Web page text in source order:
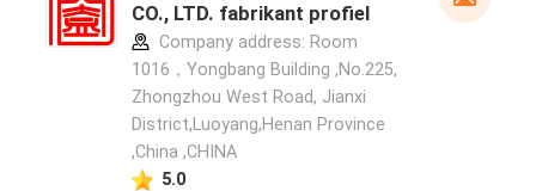
CO., LTD. fabrikant profiel
Company address: Room
1016，Yongbang Building ,No.225,
Zhongzhou West Road, Jianxi
District,Luoyang,Henan Province
,China ,CHINA
5.0